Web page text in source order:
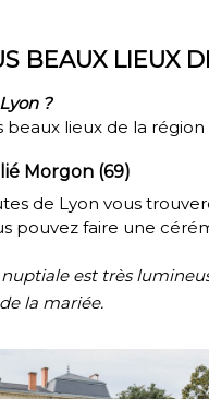
BEAUX LIEUX
?
lieux de la
Morgon (69)
de Lyon vous
pouvez faire une
est très
la mariée.